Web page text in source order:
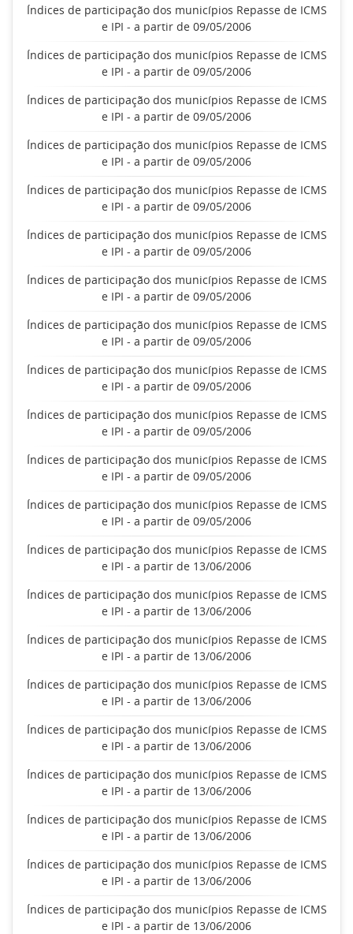
Índices de participação dos municípios Repasse de ICMS
e IPI - a partir de 09/05/2006
Índices de participação dos municípios Repasse de ICMS
e IPI - a partir de 09/05/2006
Índices de participação dos municípios Repasse de ICMS
e IPI - a partir de 09/05/2006
Índices de participação dos municípios Repasse de ICMS
e IPI - a partir de 09/05/2006
Índices de participação dos municípios Repasse de ICMS
e IPI - a partir de 09/05/2006
Índices de participação dos municípios Repasse de ICMS
e IPI - a partir de 09/05/2006
Índices de participação dos municípios Repasse de ICMS
e IPI - a partir de 09/05/2006
Índices de participação dos municípios Repasse de ICMS
e IPI - a partir de 09/05/2006
Índices de participação dos municípios Repasse de ICMS
e IPI - a partir de 09/05/2006
Índices de participação dos municípios Repasse de ICMS
e IPI - a partir de 09/05/2006
Índices de participação dos municípios Repasse de ICMS
e IPI - a partir de 09/05/2006
Índices de participação dos municípios Repasse de ICMS
e IPI - a partir de 09/05/2006
Índices de participação dos municípios Repasse de ICMS
e IPI - a partir de 13/06/2006
Índices de participação dos municípios Repasse de ICMS
e IPI - a partir de 13/06/2006
Índices de participação dos municípios Repasse de ICMS
e IPI - a partir de 13/06/2006
Índices de participação dos municípios Repasse de ICMS
e IPI - a partir de 13/06/2006
Índices de participação dos municípios Repasse de ICMS
e IPI - a partir de 13/06/2006
Índices de participação dos municípios Repasse de ICMS
e IPI - a partir de 13/06/2006
Índices de participação dos municípios Repasse de ICMS
e IPI - a partir de 13/06/2006
Índices de participação dos municípios Repasse de ICMS
e IPI - a partir de 13/06/2006
Índices de participação dos municípios Repasse de ICMS
e IPI - a partir de 13/06/2006